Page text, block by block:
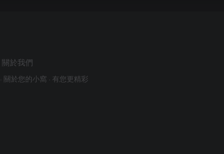
關於我們
· 關於您的小窩 · 有您更精彩